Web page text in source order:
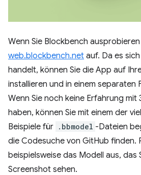
Wenn Sie Blockbench
web.blockbench.net auf. Da es
handelt, können Sie die App auf
installieren und in einem separaten
Wenn Sie noch keine Erfahrung mit
haben, können Sie mit einem der
Beispiele für .bbmodel -Dateien
die Codesuche von GitHub finden.
beispielsweise das Modell aus, das
Screenshot sehen.